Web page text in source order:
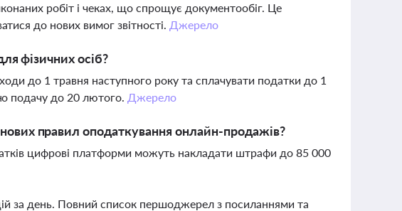
робіт і чеках, що спрощує документообіг. Це
до нових вимог звітності. Джерело
фізичних осіб?
до 1 травня наступного року та сплачувати податки до 1
подачу до 20 лютого. Джерело
правил оподаткування онлайн-продажів?
цифрові платформи можуть накладати штрафи до 85 000
за день. Повний список першоджерел з посиланнями та